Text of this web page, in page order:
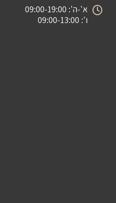
א'-ה': 09:00-19:00
ו': 09:00-13:00